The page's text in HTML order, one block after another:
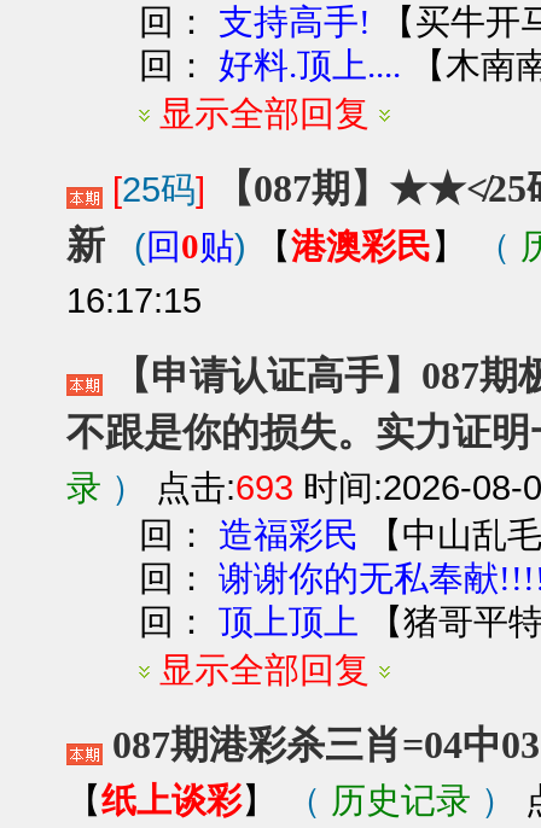
回： 支持高手! 【买牛开
回： 好料.顶上.... 【木南
显示全部回复
[25码]
【087期】
新
(回0贴) 【港澳彩民】 （
16:17:15
【申请认证高手】087
不跟是你的损失。实力证明
录 ） 点击:693 时间:2026-08-
回： 造福彩民 【中山乱
回：谢谢你的无私奉献
回：顶上顶上 【猪哥平
显示全部回复
087期港彩杀三肖=04中
【纸上谈彩】 （ 历史记录 ）